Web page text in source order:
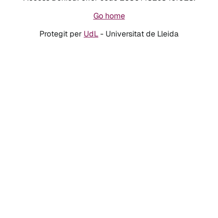
Go home
Protegit per UdL- Universitat de Lleida